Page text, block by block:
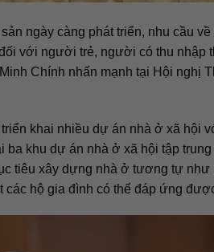
ngày càng phát triển, nhu cầu
với người trẻ, người có thu nhập
Chính nhấn mạnh tại Hội nghị
khai nhiều dự án nhà ở xã hội
ba khu dự án nhà ở xã hội tập
tiêu xây dựng nhà ở tương tự
các hộ gia đình có thể đáp ứng